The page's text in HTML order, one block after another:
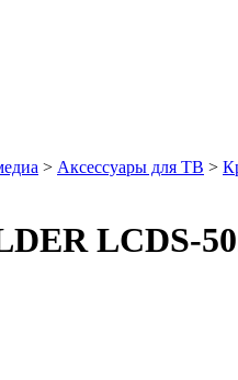
> Аксессуары для ТВ >
LCDS-